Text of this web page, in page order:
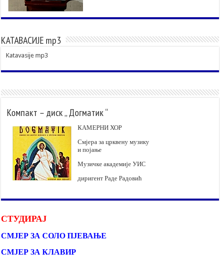
КАТАВАСИЈЕ mp3
Katavasije mp3
Компакт – диск „ Догматик “
КАМЕРНИ ХОР
Смјера за црквену музику
и појање
Музичке академије УИС
диригент Раде Радовић
СТУДИРАЈ
СМЈЕР ЗА СОЛО ПЈЕВАЊЕ
СМЈЕР ЗА КЛАВИР